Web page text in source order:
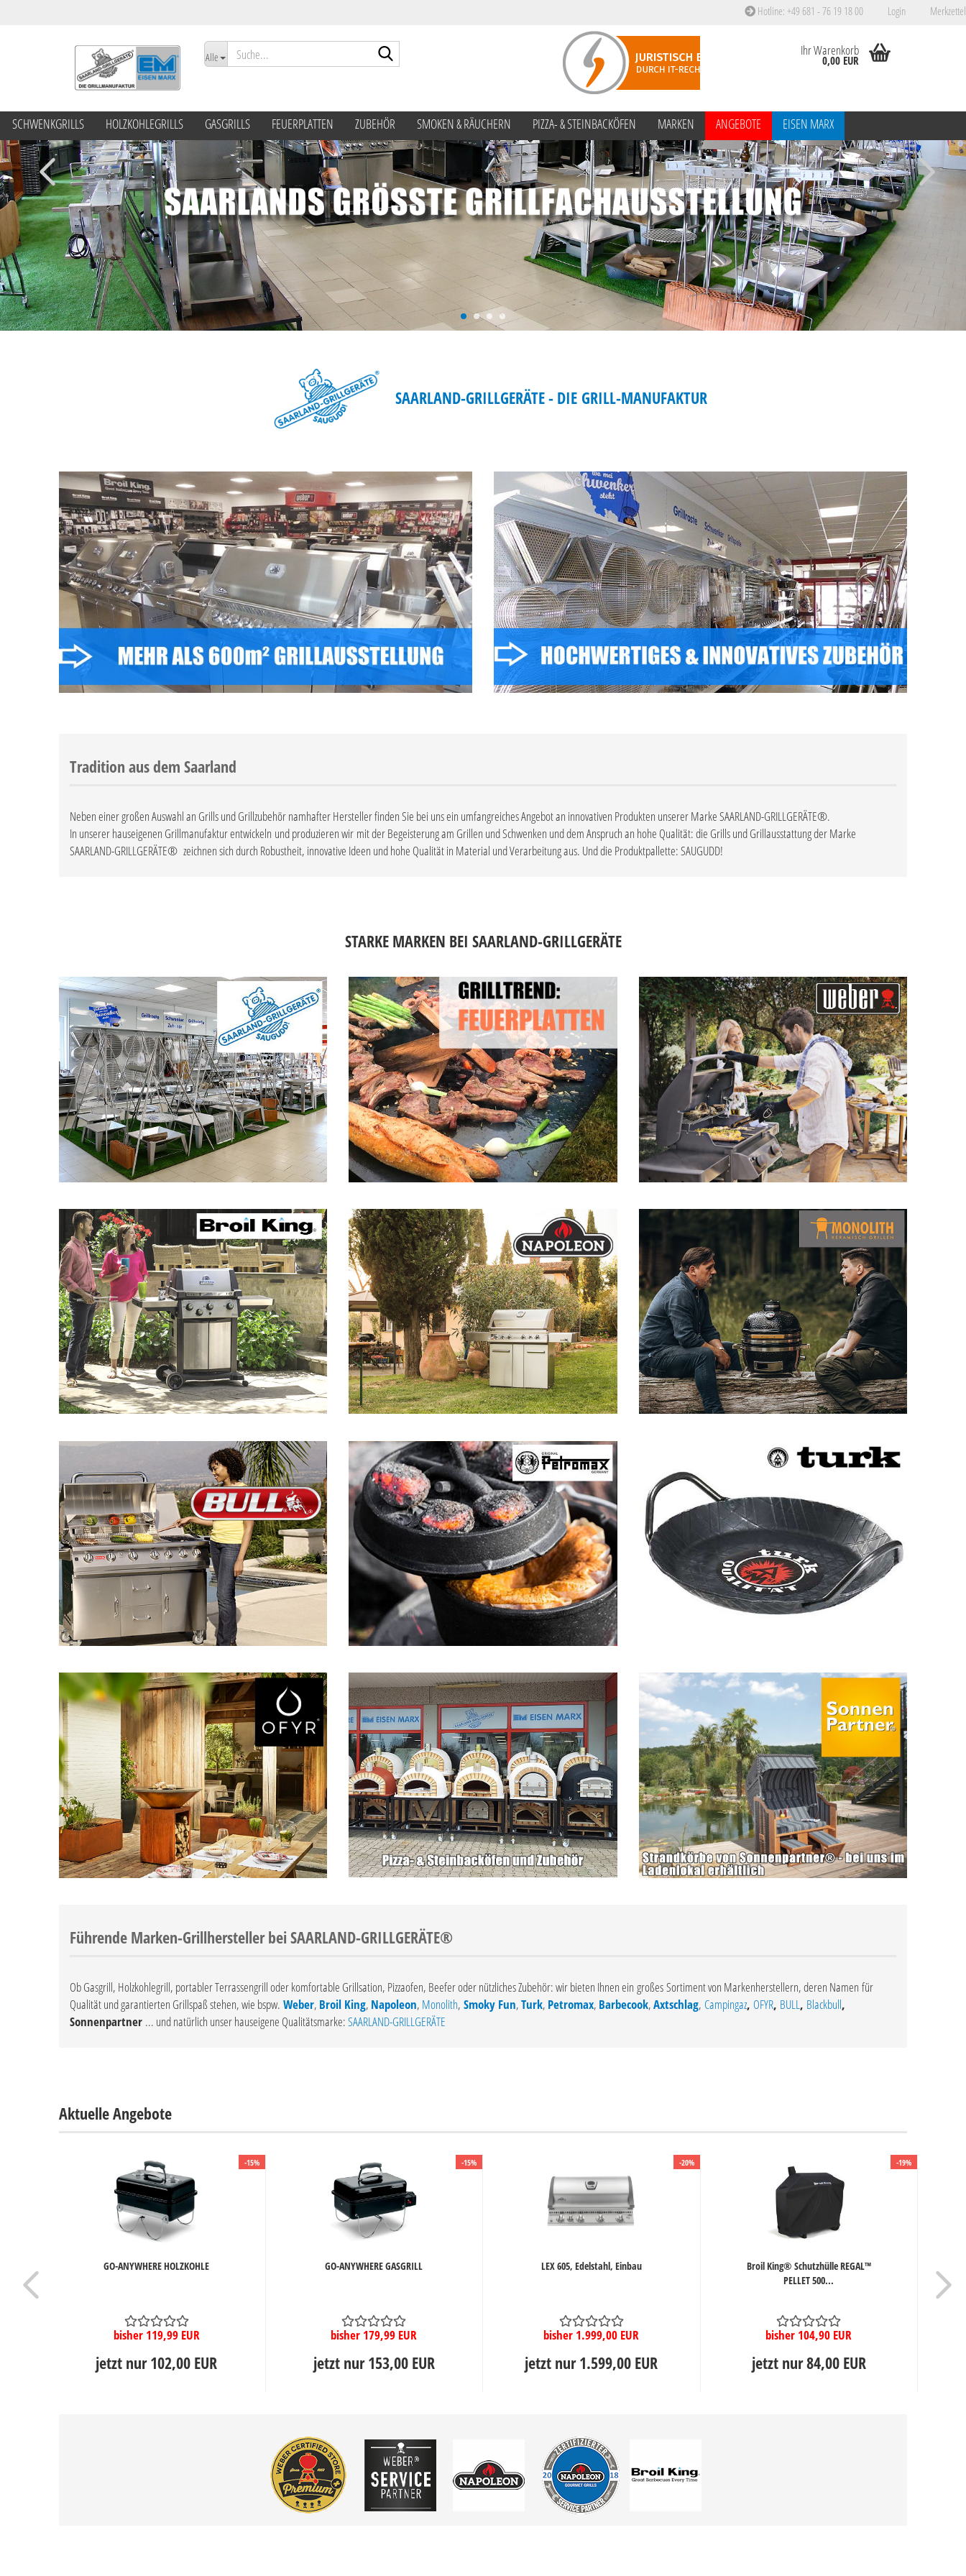
Hotline: +49 681 - 76 19 18 00 Login Merkzettel
Alle Ihr Warenkorb
0,00 EUR
SCHWENKGRILLS HOLZKOHLEGRILLS GASGRILLS FEUERPLATTEN ZUBEHÖR SMOKEN & RÄUCHERN PIZZA- & STEINBACKÖFEN MARKEN ANGEBOTE EISEN MARX
SAARLAND-GRILLGERÄTE - DIE GRILL-MANUFAKTUR
Tradition aus dem Saarland
Neben einer großen Auswahl an Grills und Grillzubehör namhafter Hersteller finden Sie bei uns ein umfangreiches Angebot an innovativen Produkten unserer Marke SAARLAND-GRILLGERÄTE®.
In unserer hauseigenen Grillmanufaktur entwickeln und produzieren wir mit der Begeisterung am Grillen und Schwenken und dem Anspruch an hohe Qualität: die Grills und Grillausstattung der Marke
SAARLAND-GRILLGERÄTE® zeichnen sich durch Robustheit, innovative Ideen und hohe Qualität in Material und Verarbeitung aus. Und die Produktpallette: SAUGUDD!
STARKE MARKEN BEI SAARLAND-GRILLGERÄTE
Führende Marken-Grillhersteller bei SAARLAND-GRILLGERÄTE®
Ob Gasgrill, Holzkohlegrill, portabler Terrassengrill oder komfortable Grillsation, Pizzaofen, Beefer oder nützliches Zubehör: wir bieten Ihnen ein großes Sortiment von Markenherstellern, deren Namen für
Qualität und garantierten Grillspaß stehen, wie bspw.Weber, Broil King, Napoleon, Monolith,Smoky Fun,Turk, Petromax, Barbecook,Axtschlag, Campingaz, OFYR, BULL, Blackbull,
Sonnenpartner ... und natürlich unser hauseigene Qualitätsmarke:SAARLAND-GRILLGERÄTE
Aktuelle Angebote
-15%
GO-ANYWHERE HOLZKOHLE
bisher 119,99 EUR
jetzt nur 102,00 EUR
-15%
GO-ANYWHERE GASGRILL
bisher 179,99 EUR
jetzt nur 153,00 EUR
-20%
LEX 605, Edelstahl, Einbau
bisher 1.999,00 EUR
jetzt nur 1.599,00 EUR
-19%
Broil King® Schutzhülle REGAL™
PELLET 500...
bisher 104,90 EUR
jetzt nur 84,00 EUR